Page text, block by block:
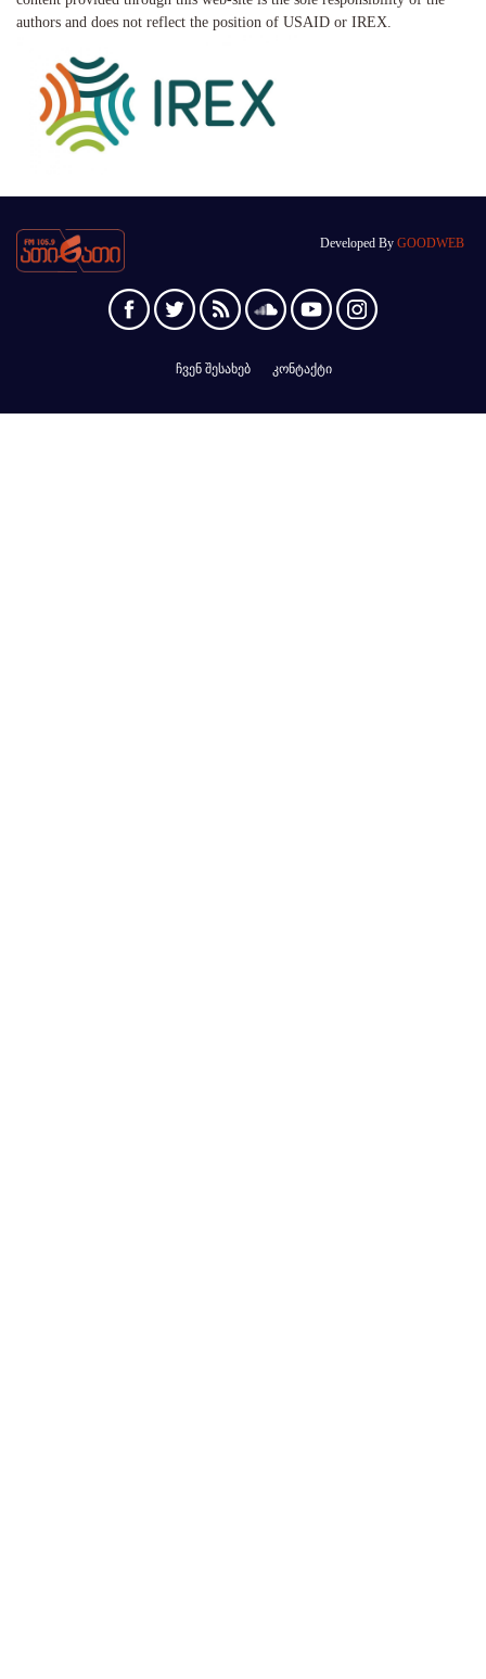
authors and does not reflect the position of USAID or IREX.
Developed By GOODWEB
ჩვენ შესახებ კონტაქტი